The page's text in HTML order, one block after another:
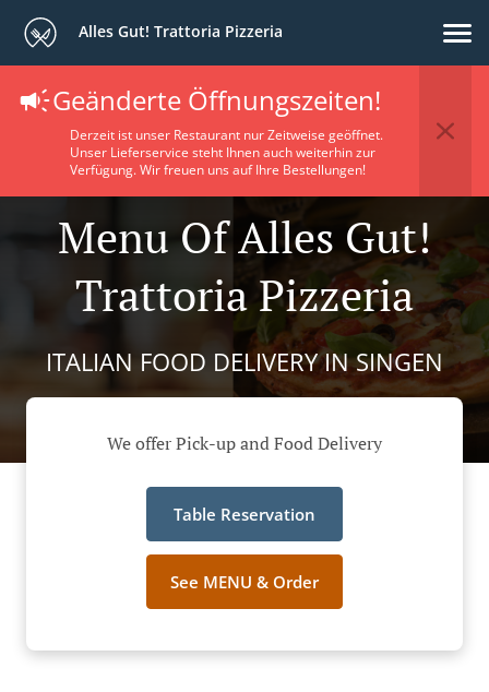
Alles Gut! Trattoria Pizzeria
Geänderte Öffnungszeiten!
Derzeit ist unser Restaurant nur Zeitweise geöffnet.
Unser Lieferservice steht Ihnen auch weiterhin zur
Verfügung. Wir freuen uns auf Ihre Bestellungen!
Menu Of Alles Gut!
Trattoria Pizzeria
ITALIAN FOOD DELIVERY IN SINGEN
We offer Pick-up and Food Delivery
Table Reservation
See MENU & Order